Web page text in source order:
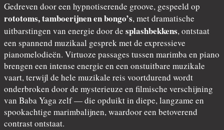
Gedreven door een hypnotiserende groove, gespeeld op
rototoms, tamboerijnen en bongo’s, met dramatische
uitbarstingen van energie door de splashbekkens, ontstaat
een spannend muzikaal gesprek met de expressieve
pianomelodieën. Virtuoze passages tussen marimba en piano
brengen een intense energie en een onstuitbare muzikale
vaart, terwijl de hele muzikale reis voortdurend wordt
onderbroken door de mysterieuze en filmische verschijning
van Baba Yaga zelf — die opduikt in diepe, langzame en
spookachtige marimbalijnen, waardoor een betoverend
contrast ontstaat.